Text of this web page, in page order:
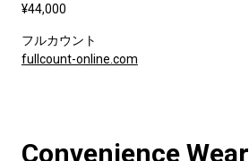
¥44,000
フルカウント
fullcount-online.com
Convenience Wear